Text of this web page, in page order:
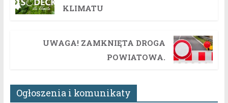
KLIMATU
UWAGA! ZAMKNIĘTA DROGA
POWIATOWA.
Ogłoszenia i komunikaty